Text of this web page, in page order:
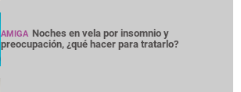
AMIGA Noches en vela por insomnio y
preocupación, ¿qué hacer para tratarlo?